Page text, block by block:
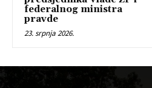
federalnog ministra
pravde
23. srpnja 2026.